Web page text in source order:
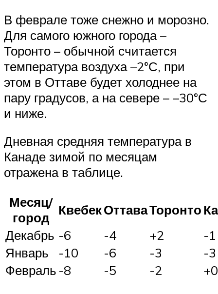
В феврале тоже снежно и морозно.
Для самого южного города –
Торонто – обычной считается
температура воздуха –2°С, при
этом в Оттаве будет холоднее на
пару градусов, а на севере – –30°С
и ниже.
Дневная средняя температура в
Канаде зимой по месяцам
отражена в таблице.
Месяц/
город
КвебекОттаваТоронто
Декабрь -6 -4 +2
-1
Январь
-10 -6 -3
-3
Февраль -8 -5 -2 +0